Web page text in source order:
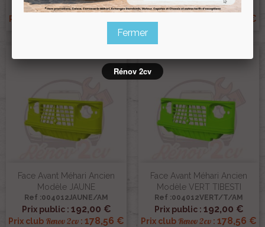
Prix public :175,00 €
Prix club
Prix public :192,00 €
178,56 €
Face Avant Méhari Ancien
Modèle JAUNE
Ref :004012JAUNE/AM
Prix public : 192,00 €
Prix club Renov 2cv : 178,56 €
Face Avant Méhari Ancien
Modèle VERT TIBESTI
Ref :004012VERT/T/AM
Prix public : 192,00 €
Prix club Renov 2cv : 178,56 €
Fermer
Rénov 2cv